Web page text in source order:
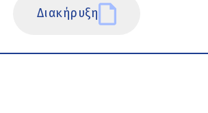
Διακήρυξη